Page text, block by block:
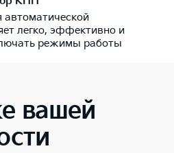
легко, эффективно и
режимы работы
вашей